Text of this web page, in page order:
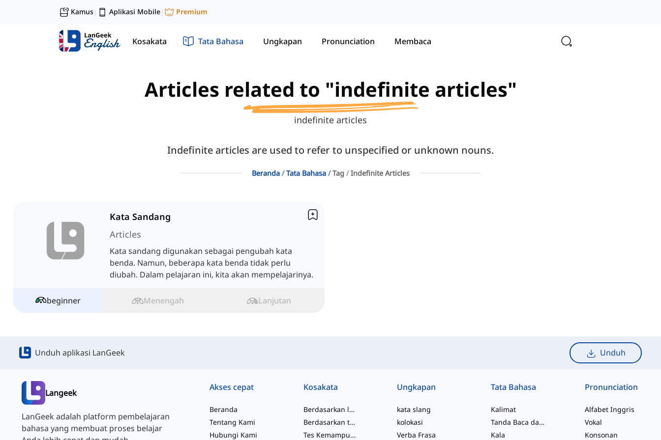
Kamus| Aplikasi Mobile| Premium
Kosakata Tata Bahasa Ungkapan Pronunciation Membaca
Articles related to "indefinite articles"
indefinite articles
Indefinite articles are used to refer to unspecified or unknown nouns.
Beranda Tata Bahasa Tag Indefinite Articles
Kata Sandang
Articles
Kata sandang digunakan sebagai pengubah kata
benda. Namun, beberapa kata benda tidak perlu
diubah. Dalam pelajaran ini, kita akan mempelajarinya.
beginner Menengah Lanjutan
Unduh aplikasi LanGeek Unduh
Langeek
LanGeek adalah platform pembelajaran
bahasa yang membuat proses belajar
Akses cepat
Beranda
Tentang Kami
Hubungi Kami
Kosakata
Berdasarkan level
Berdasarkan topik
Tes Kemampuan
Ungkapan
kata slang
kolokasi
Verba Frasa
Tata Bahasa
Kalimat
Tanda Baca dan Ejaan
Kala
Pronunciation
Alfabet Inggris
Vokal
Konsonan